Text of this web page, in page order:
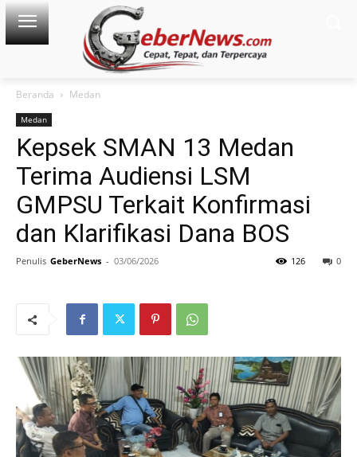
Beranda Medan
Medan
Kepsek SMAN 13 Medan
Terima Audiensi LSM
GMPSU Terkait Konfirmasi
dan Klarifikasi Dana BOS
Penulis GeberNews - 03/06/2026 0
126